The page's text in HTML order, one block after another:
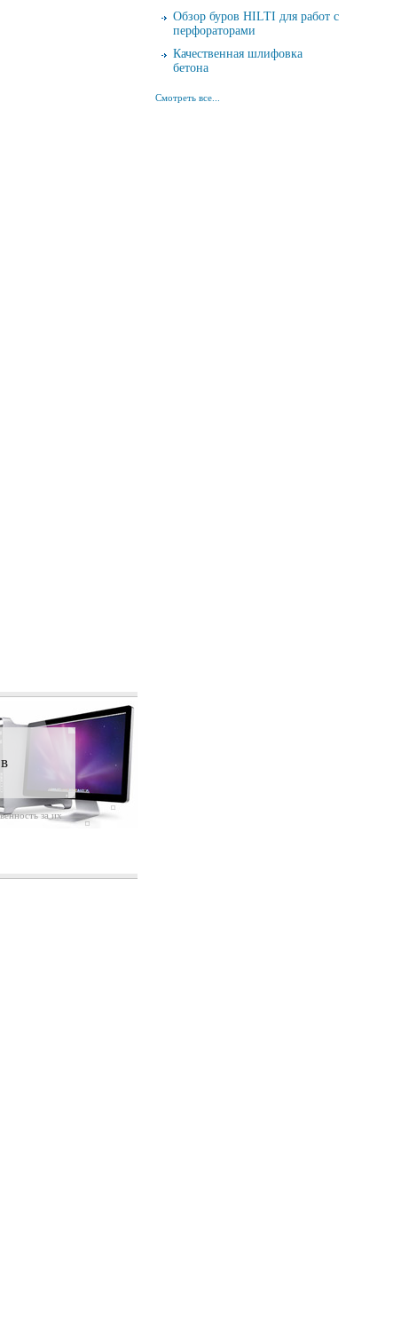
за их
Обзор буров HILTI для работ с
перфораторами
Качественная шлифовка
бетона
Смотреть все...